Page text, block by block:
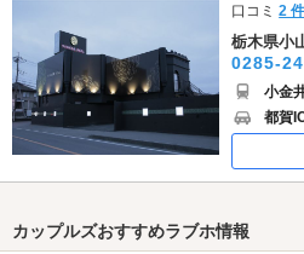
口コミ2 件
栃木県小
0285-
小金
都賀
カップルズおすすめラブホ情報